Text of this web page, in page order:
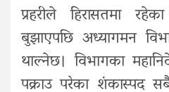
प्रहरीले हिरासतमा
बुझाएपछि अध्यागमन
थाल्नेछ। विभागका
पक्राउ परेका शंकास्पद